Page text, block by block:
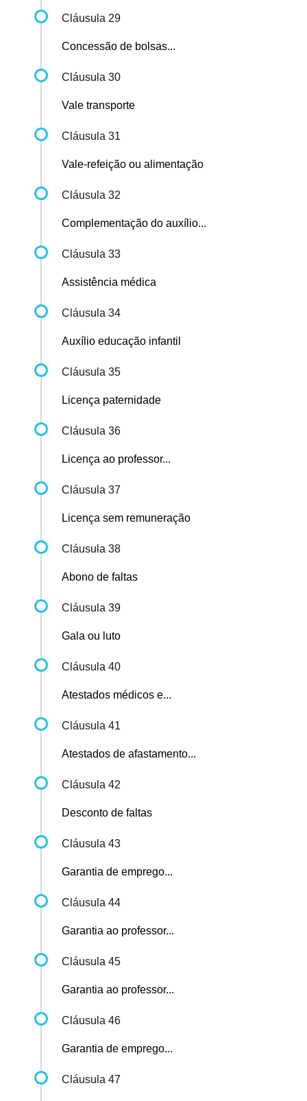
Cláusula 29
Concessão de bolsas...
Cláusula 30
Vale transporte
Cláusula 31
Vale-refeição ou alimentação
Cláusula 32
Complementação do auxílio...
Cláusula 33
Assistência médica
Cláusula 34
Auxílio educação infantil
Cláusula 35
Licença paternidade
Cláusula 36
Licença ao professor...
Cláusula 37
Licença sem remuneração
Cláusula 38
Abono de faltas
Cláusula 39
Gala ou luto
Cláusula 40
Atestados médicos e...
Cláusula 41
Atestados de afastamento...
Cláusula 42
Desconto de faltas
Cláusula 43
Garantia de emprego...
Cláusula 44
Garantia ao professor...
Cláusula 45
Garantia ao professor...
Cláusula 46
Garantia de emprego...
Cláusula 47